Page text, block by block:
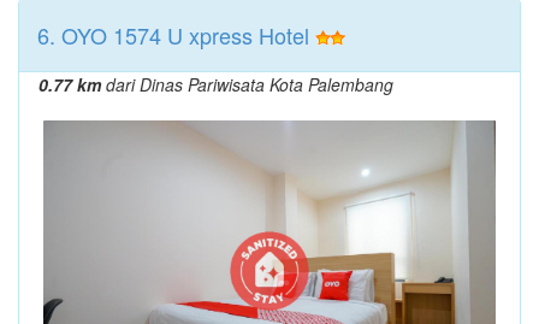
6. OYO 1574 U xpress Hotel
0.77 kmdari Dinas Pariwisata Kota Palembang